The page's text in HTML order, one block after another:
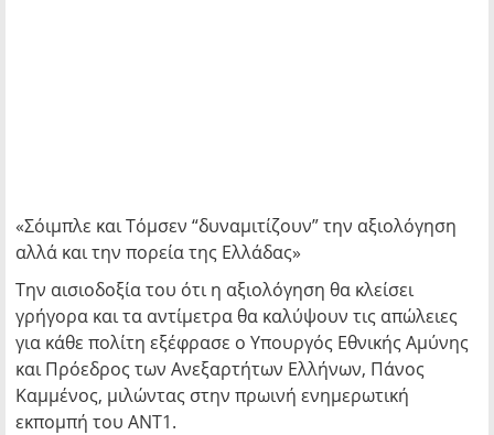
«Σόιμπλε και Τόμσεν “δυναμιτίζουν” την αξιολόγηση
αλλά και την πορεία της Ελλάδας»
Την αισιοδοξία του ότι η αξιολόγηση θα κλείσει
γρήγορα και τα αντίμετρα θα καλύψουν τις απώλειες
για κάθε πολίτη εξέφρασε ο Υπουργός Εθνικής Αμύνης
και Πρόεδρος των Ανεξαρτήτων Ελλήνων, Πάνος
Καμμένος, μιλώντας στην πρωινή ενημερωτική
εκπομπή του ΑΝΤ1.